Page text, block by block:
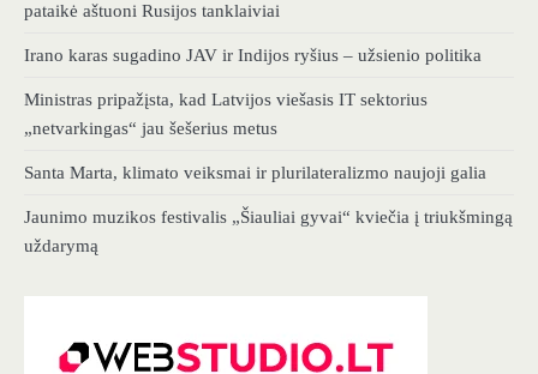
pataikė aštuoni Rusijos tanklaiviai
Irano karas sugadino JAV ir Indijos ryšius – užsienio politika
Ministras pripažįsta, kad Latvijos viešasis IT sektorius
„netvarkingas“ jau šešerius metus
Santa Marta, klimato veiksmai ir plurilateralizmo naujoji galia
Jaunimo muzikos festivalis „Šiauliai gyvai“ kviečia į triukšmingą
uždarymą